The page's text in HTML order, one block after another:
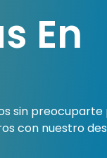
En
sin preocuparte
con nuestro